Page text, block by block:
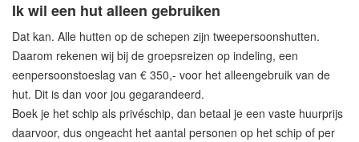
Ik wil een hut alleen gebruiken
Dat kan. Alle hutten op de schepen zijn tweepersoonshutten.
Daarom rekenen wij bij de groepsreizen op indeling, een
eenpersoonstoeslag van € 350,- voor het alleengebruik van de
hut. Dit is dan voor jou gegarandeerd.
Boek je het schip als privéschip, dan betaal je een vaste huurprijs
daarvoor, dus ongeacht het aantal personen op het schip of per